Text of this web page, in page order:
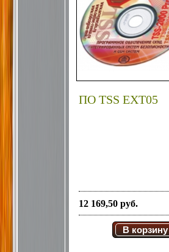
ПО TSS EXT05
12 169,50 руб.
В корзину